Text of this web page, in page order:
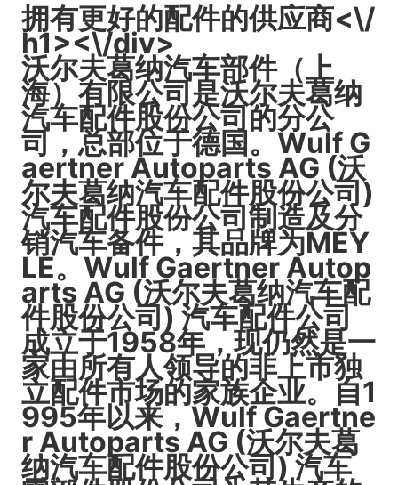
拥有更好的配件的供应商<\/
h1><\/div>
沃尔夫葛纳汽车部件（上
海）有限公司是沃尔夫葛纳
汽车配件股份公司的分公
司，总部位于德国。Wulf G
aertner Autoparts AG (沃
尔夫葛纳汽车配件股份公司)
汽车配件股份公司制造及分
销汽车备件，其品牌为MEY
LE。Wulf Gaertner Autop
arts AG (沃尔夫葛纳汽车配
件股份公司) 汽车配件公司
成立于1958年，现仍然是一
家由所有人领导的非上市独
立配件市场的家族企业。自1
995年以来，Wulf Gaertne
r Autoparts AG (沃尔夫葛
纳汽车配件股份公司) 汽车